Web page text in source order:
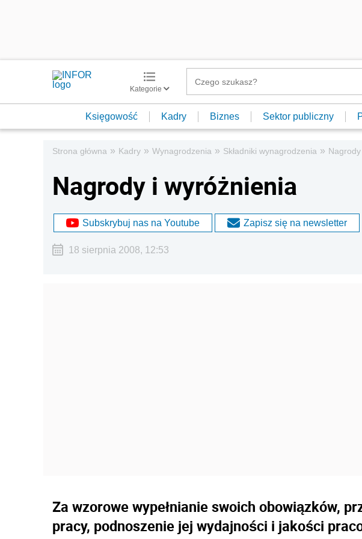
Kategorie
Księgowość Kadry Biznes Sektor publiczny
Strona główna » Kadry » Wynagrodzenia » Składniki wynagrodzenia »
Nagrody i wyróżnienia
Subskrybuj nas na Youtube Zapisz się na newsletter
18 sierpnia 2008, 12:53
Za wzorowe wypełnianie swoich obowiązków,
pracy, podnoszenie jej wydajności i jakości